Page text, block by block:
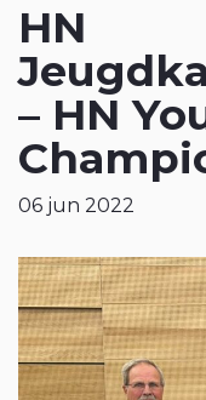
HN
– HN
06 jun 2022